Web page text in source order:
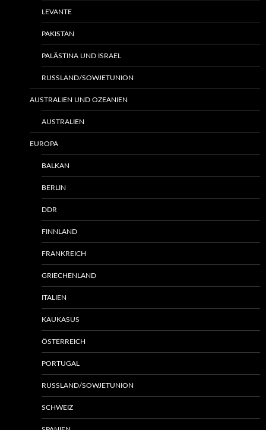
LEVANTE
PAKISTAN
PALÄSTINA UND ISRAEL
RUSSLAND/SOWJETUNION
AUSTRALIEN UND OZEANIEN
AUSTRALIEN
EUROPA
BALKAN
BERLIN
DDR
FINNLAND
FRANKREICH
GRIECHENLAND
ITALIEN
KAUKASUS
ÖSTERREICH
PORTUGAL
RUSSLAND/SOWJETUNION
SCHWEIZ